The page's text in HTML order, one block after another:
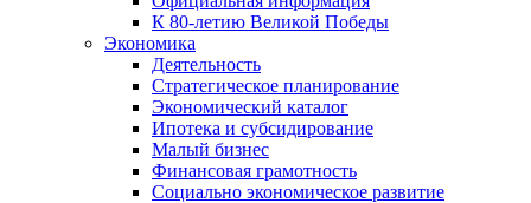
К 80-летию Великой Победы
Экономика
Деятельность
Стратегическое планирование
Экономический каталог
Ипотека и субсидирование
Малый бизнес
Финансовая грамотность
Социально экономическое развитие